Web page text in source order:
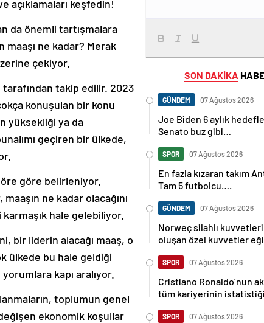
açıklamaları keşfedin!
da önemli tartışmalara
maaşı ne kadar? Merak
çekiyor.
takip edilir. 2023
konuşulan bir konu
yüksekliği ya da
geçiren bir ülkede,
göre belirleniyor.
ne kadar olacağını
hale gelebiliyor.
bir liderin alacağı maaş, o
ülkede bu hale geldiği
kapı aralıyor.
toplumun genel
ekonomik koşullar
SON DAKİKA
GÜNDEM 07 Ağustos 2026
Joe Biden 6 aylık
Senato buz gibi…
SPOR 07 Ağustos 2026
En fazla kızaran takım
Tam 5 futbolcu….
GÜNDEM 07 Ağustos 2026
Norweç silahlı kuvvetleri
oluşan özel kuvvetler
SPOR 07 Ağustos 2026
Cristiano Ronaldo’nun
tüm kariyerinin
SPOR 07 Ağustos 2026